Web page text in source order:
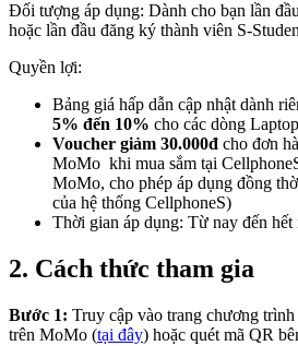
Đối tượng áp dụng: Dành cho bạn lần
hoặc lần đầu đăng ký thành viên S-
Quyền lợi:
Bảng giá hấp dẫn cập nhật dành
5% đến 10% cho các dòng
Voucher giảm 30.000đ cho đơn
MoMo khi mua sắm tại
MoMo, cho phép áp dụng đồng
của hệ thống CellphoneS)
Thời gian áp dụng: Từ nay đến hết
2. Cách thức tham gia
Bước 1: Truy cập vào trang chương trình
trên MoMo (tại đây) hoặc quét mã QR